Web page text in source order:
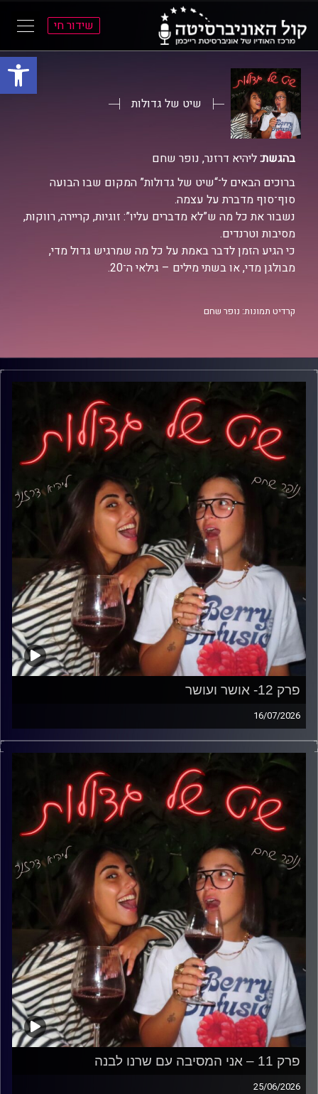
פתח
התפריט
הראשי
התוכן
הראשי
שידור חי
שיט של גדולות
בהגשת:ליהיא דרזנר, נופר שחם
ברוכים הבאים ל־“שיט של גדולות” המקום שבו הבועה
סוף־סוף מדברת על עצמה.
נשבור את כל מה ש”לא מדברים עליו”: זוגיות, קריירה, רווקות,
מסיבות וטרנדים.
כי הגיע הזמן לדבר באמת על כל מה שמרגיש גדול מדי,
מבולגן מדי, או בשתי מילים – גילאי ה־20.
קרדיט תמונות: נופר שחם
פרק 12- אושר ועושר
16/07/2026
קפה ב20 שקל, ג'ינס ב300 שקל, כרטיס למסיבה ב400 שקל
ודירה שנראית רחוקה מתמיד. בפרק הזה אנחנו מדברות על
יוקר המחיה, על למה הכל נהיה כל כך יקר, על הטענות שהדור
שלנו לא יודע לחסוך ועל התחושה שלא משנה כמה עובדים-
הכל רק ממשיך להתייקר.
להעלות גם ליוטיוב בשם:
קרדיט תמונות: נופר שחם
פרק 11 – אני המסיבה עם שרנו לבנה
25/06/2026